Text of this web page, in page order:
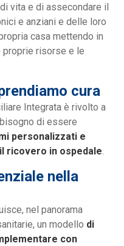
vita e di assecondare il
e anziani e delle loro
casa mettendo in
proprie risorse e le
cura
Integrata è rivolto a
di essere
personalizzati e
ricovero in ospedale.
nella
nel panorama
un modello di
con